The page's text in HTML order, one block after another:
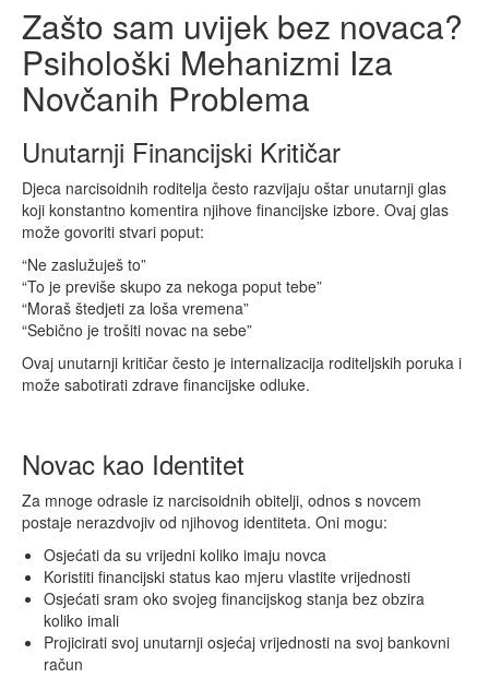
Zašto sam uvijek bez novaca?
Psihološki Mehanizmi Iza
Novčanih Problema
Unutarnji Financijski Kritičar
Djeca narcisoidnih roditelja često razvijaju oštar unutarnji glas
koji konstantno komentira njihove financijske izbore. Ovaj glas
može govoriti stvari poput:
“Ne zaslužuješ to”
“To je previše skupo za nekoga poput tebe”
“Moraš štedjeti za loša vremena”
“Sebično je trošiti novac na sebe”
Ovaj unutarnji kritičar često je internalizacija roditeljskih poruka i
može sabotirati zdrave financijske odluke.
Novac kao Identitet
Za mnoge odrasle iz narcisoidnih obitelji, odnos s novcem
postaje nerazdvojiv od njihovog identiteta. Oni mogu:
Osjećati da su vrijedni koliko imaju novca
Koristiti financijski status kao mjeru vlastite vrijednosti
Osjećati sram oko svojeg financijskog stanja bez obzira
koliko imali
Projicirati svoj unutarnji osjećaj vrijednosti na svoj bankovni
račun